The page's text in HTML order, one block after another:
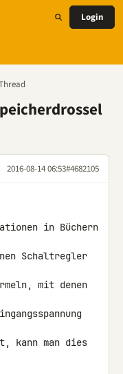
Login
2016-08-14 06:53#4682105
in Büchern
Schaltregler
mit denen
kann man dies